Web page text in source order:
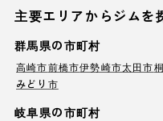
主要エリアからジムを
群馬県の市町村
高崎市前橋市伊勢崎市太田市
みどり市
岐阜県の市町村